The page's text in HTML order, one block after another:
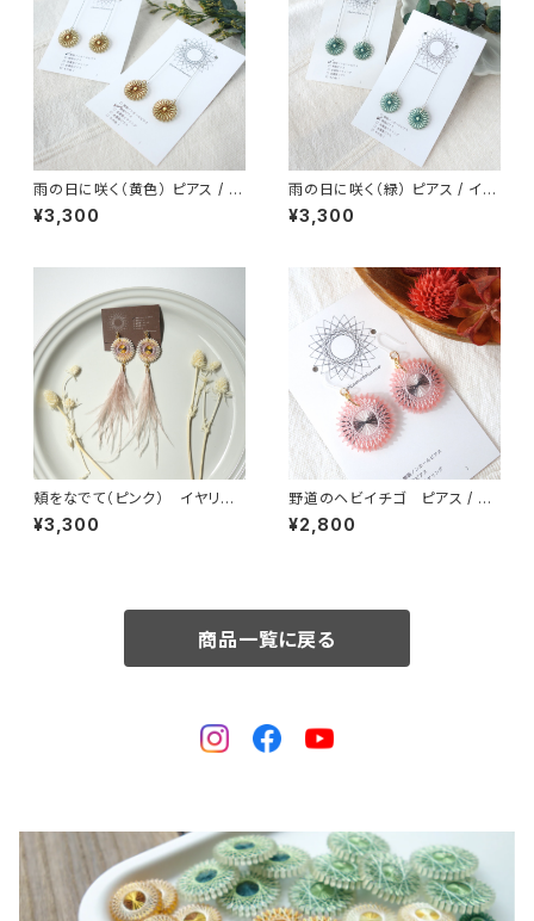
雨の日に咲く（黄色） ピアス / イ
ヤリング / ノンホールピアス
¥3,300
雨の日に咲く（緑） ピアス / イヤ
リング / ノンホールピアス
¥3,300
頬をなでて（ピンク） イヤリン
グ / ピアス / ノンホールピアス
¥3,300
野道のヘビイチゴ ピアス / イ
ヤリング / ノンホールピアス
¥2,800
商品一覧に戻る